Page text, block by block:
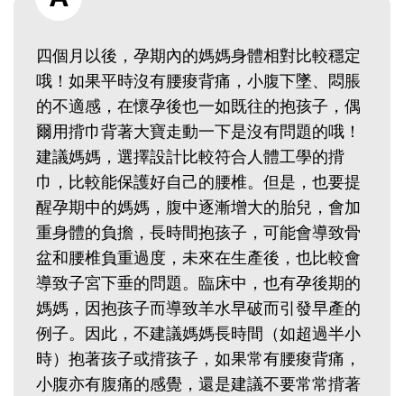
四個月以後，孕期內的媽媽身體相對比較穩定
哦！如果平時沒有腰痠背痛，小腹下墜、悶脹
的不適感，在懷孕後也一如既往的抱孩子，偶
爾用揹巾背著大寶走動一下是沒有問題的哦！
建議媽媽，選擇設計比較符合人體工學的揹
巾，比較能保護好自己的腰椎。但是，也要提
醒孕期中的媽媽，腹中逐漸增大的胎兒，會加
重身體的負擔，長時間抱孩子，可能會導致骨
盆和腰椎負重過度，未來在生產後，也比較會
導致子宮下垂的問題。臨床中，也有孕後期的
媽媽，因抱孩子而導致羊水早破而引發早產的
例子。因此，不建議媽媽長時間（如超過半小
時）抱著孩子或揹孩子，如果常有腰痠背痛，
小腹亦有腹痛的感覺，還是建議不要常常揹著